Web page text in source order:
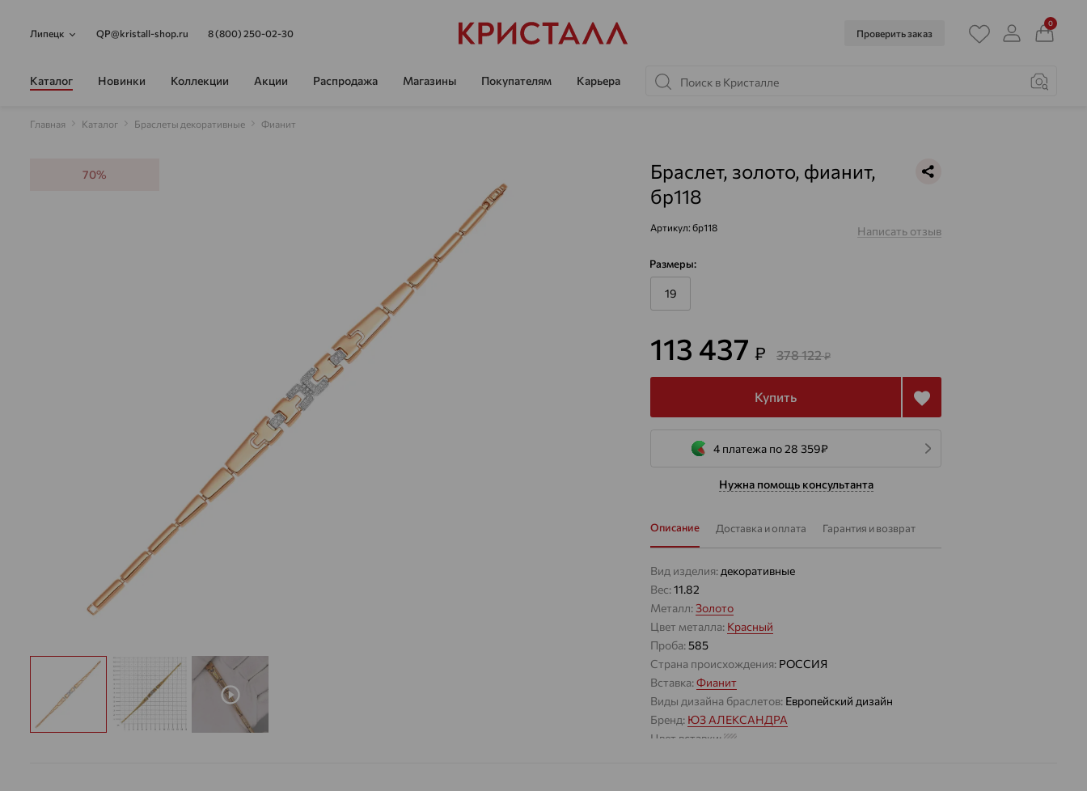
Липецк QP@kristall-shop.ru 8 (800) 250-02-30 Проверить заказ
0
Каталог Новинки Коллекции Акции Распродажа Магазины Покупателям Карьера
Главная Каталог Браслеты декоративные Фианит
70%
Браслет, золото, фианит,
бр118
Артикул: бр118 Написать отзыв
Размеры:
19
113 437 ₽ 378 122₽
Купить
4 платежа по 28 359₽
Нужна помощь консультанта
Описание Доставка и оплата Гарантия и возврат
Вид изделия: декоративные
Вес:11.82
Металл:Золото
Цвет металла: Красный
Проба:585
Страна происхождения: РОССИЯ
Вставка:Фианит
Виды дизайна браслетов: Европейский дизайн
Бренд: ЮЗ АЛЕКСАНДРА
Цвет вставки: